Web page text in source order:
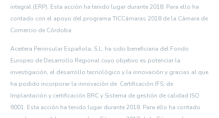
integral (ERP). Esta acción ha tenido lugar durante 2018. Para ello ha
contado con el apoyo del programa TICCámaras 2018 de la Cámara de
Comercio de Córdoba.
Aceitera Peninsular Española, S.L. ha sido beneficiaria del Fondo
Europeo de Desarrollo Regional cuyo objetivo es potenciar la
investigación, el desarrollo tecnológico y la innovación y gracias al que
ha podido incorporar la innovación de Certificación IFS, de
Implantación y certificación BRC y Sistema de gestión de calidad ISO
9001. Esta acción ha tenido lugar durante 2018. Para ello ha contado